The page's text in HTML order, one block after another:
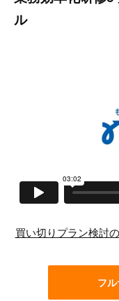
ル
買い切りプラン検討
フ